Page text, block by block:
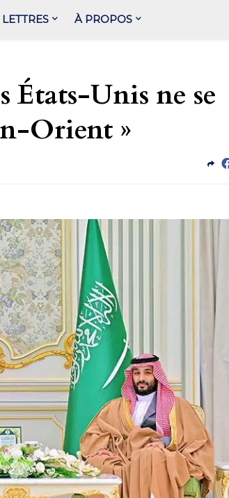
LETTRES À PROPOS
États-Unis ne se
Orient »